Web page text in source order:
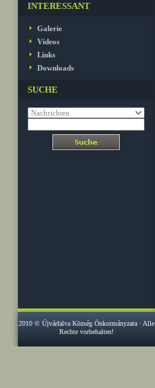
INTERESSANT
Galerie
Videos
Links
Downloads
SUCHE
2010 © Újvárfalva Község Önkormányzata · Alle
Rechte vorbehalten!